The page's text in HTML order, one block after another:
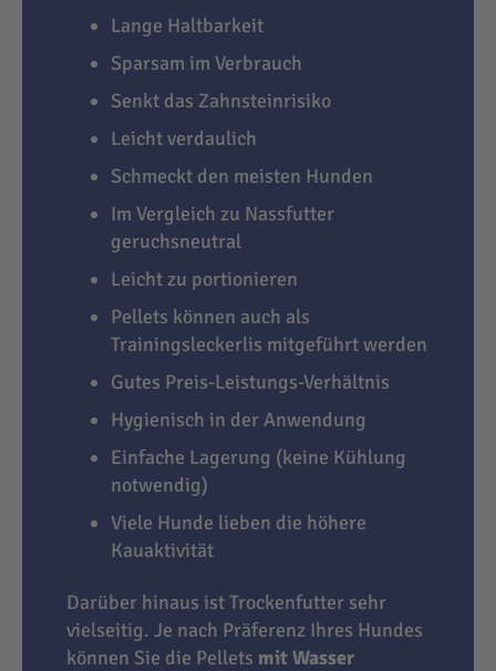
Lange Haltbarkeit
Sparsam im Verbrauch
Senkt das Zahnsteinrisiko
Leicht verdaulich
Schmeckt den meisten Hunden
Im Vergleich zu Nassfutter
geruchsneutral
Leicht zu portionieren
Pellets können auch als
Trainingsleckerlis mitgeführt werden
Gutes Preis-Leistungs-Verhältnis
Hygienisch in der Anwendung
Einfache Lagerung (keine Kühlung
notwendig)
Viele Hunde lieben die höhere
Kauaktivität
Darüber hinaus ist Trockenfutter sehr
vielseitig. Je nach Präferenz Ihres Hundes
können Sie die Pellets mit Wasser